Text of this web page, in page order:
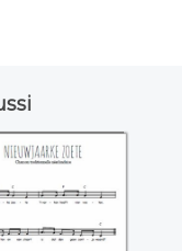
zoete